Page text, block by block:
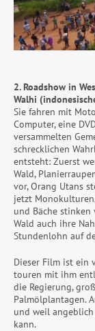
2. Roadshow in
Walhi
Sie fahren mit
Computer, eine
versammelten
schrecklichen
entsteht: Zuerst
Wald,
vor, Orang Utans
jetzt
und Bäche stinken
Wald auch ihre
Stundenlohn auf
Dieser Film ist ein
touren mit ihm
die Regierung,
Palmölplantagen.
und weil
kann.